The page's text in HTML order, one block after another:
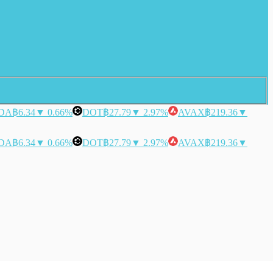
฿6.34▼ 0.66% DOT฿27.79▼ 2.97% AVAX฿219.36▼
฿6.34▼ 0.66% DOT฿27.79▼ 2.97% AVAX฿219.36▼